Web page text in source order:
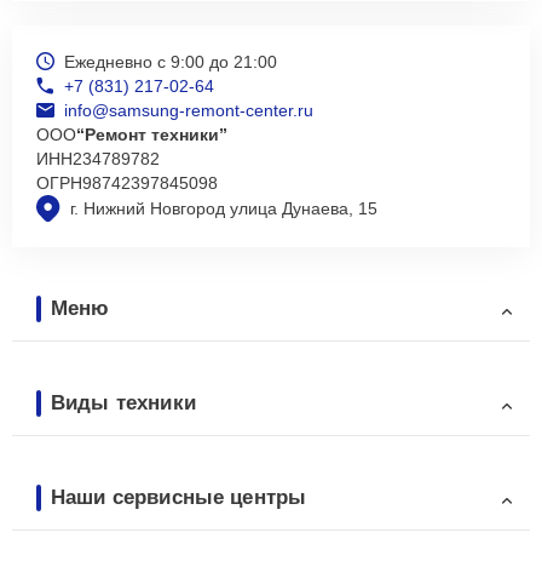
г. Нижний Новгород улица Дунаева, 15
Ежедневно с 9:00 до 21:00
+7 (831) 217-02-64
info@samsung-remont-center.ru
ООО“Ремонт техники”
ИНН234789782
ОГРН98742397845098
Меню
Виды техники
Наши сервисные центры